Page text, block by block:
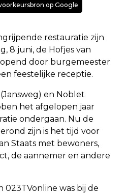
op Google
restauratie zijn
8 juni, de Hofjes van
door burgemeester
feestelijke receptie.
en Noblet
het afgelopen jaar
ondergaan. Nu de
zijn is het tijd voor
Staats met bewoners,
de aannemer en andere
023TVonline was bij de